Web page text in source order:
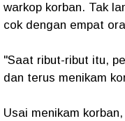
warkop korban. Tak
cok dengan empat
"Saat ribut-ribut itu,
dan terus menikam
Usai menikam